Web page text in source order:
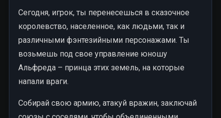
Сегодня, игрок, ты перенесешься в сказочное
королевство, населенное, как людьми, так и
различными фэнтезийными персонажами. Ты
возьмешь под свое управление юношу
Альфреда – принца этих земель, на которые
напали враги.
Собирай свою армию, атакуй вражин, заключай